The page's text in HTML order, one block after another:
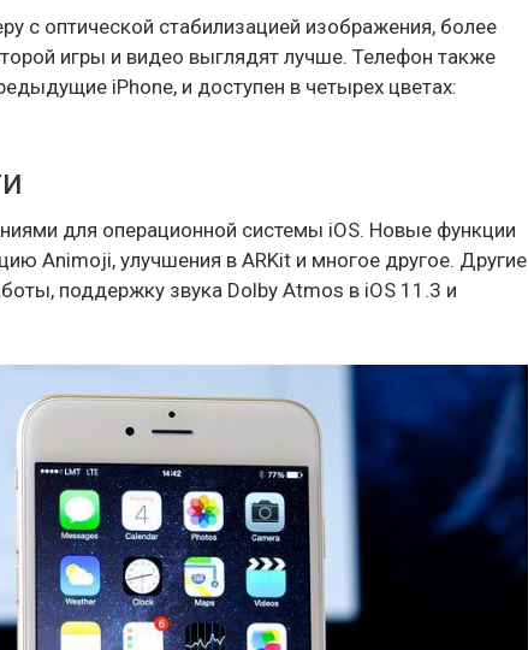
с оптической стабилизацией изображения, более
игры и видео выглядят лучше. Телефон также
iPhone, и доступен в четырех цветах:
для операционной системы iOS. Новые функции
Animoji, улучшения в ARKit и многое другое. Другие
поддержку звука Dolby Atmos в iOS 11.3 и